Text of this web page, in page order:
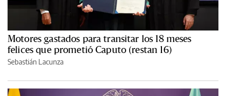
Motores gastados para transitar los 18 meses
felices que prometió Caputo (restan 16)
Sebastián Lacunza